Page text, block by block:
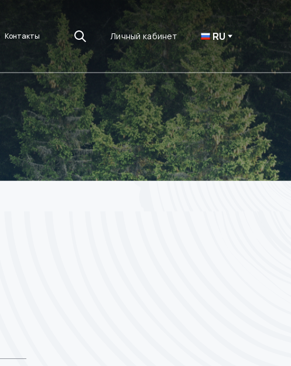
Контакты Личный кабинет RU